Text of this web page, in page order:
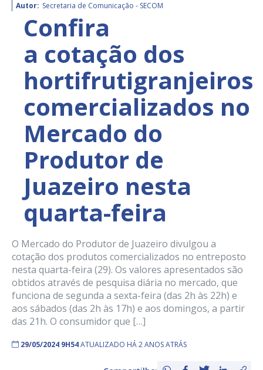
Autor: Secretaria de Comunicação - SECOM
Confira
a cotação dos
hortifrutigranjeiros
comercializados no
Mercado do
Produtor de
Juazeiro nesta
quarta-feira
O Mercado do Produtor de Juazeiro divulgou a
cotação dos produtos comercializados no entreposto
nesta quarta-feira (29). Os valores apresentados são
obtidos através de pesquisa diária no mercado, que
funciona de segunda a sexta-feira (das 2h às 22h) e
aos sábados (das 2h às 17h) e aos domingos, a partir
das 21h. O consumidor que […]
29/05/2024 9H54ATUALIZADO HÁ 2 ANOS ATRÁS